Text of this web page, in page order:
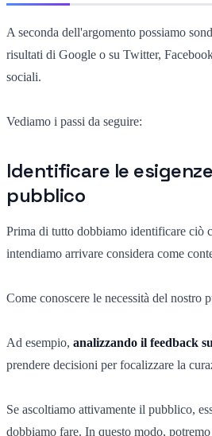
A seconda dell'argomento possiamo
risultati di Google o su Twitter,
sociali.
Vediamo i passi da seguire:
Identificare le
pubblico
Prima di tutto dobbiamo identificare ciò
intendiamo arrivare considera come
Come conoscere le necessità del nostro
Ad esempio, analizzando il feedback
prendere decisioni per focalizzare la
Se ascoltiamo attivamente il pubblico,
dobbiamo fare. In questo modo,